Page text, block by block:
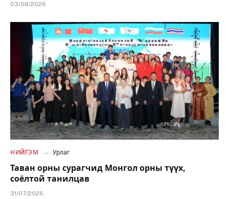
03/08/2026
НИЙГЭМ Урлаг
Таван орны сурагчид Монгол орны түүх,
соёлтой танилцав
31/07/2026